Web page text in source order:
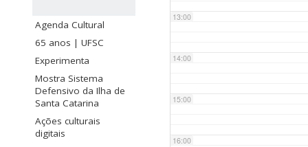
Agenda Cultural
65 anos | UFSC
Experimenta
Mostra Sistema
Defensivo da Ilha de
Santa Catarina
Ações culturais
digitais
13:00
14:00
15:00
16:00